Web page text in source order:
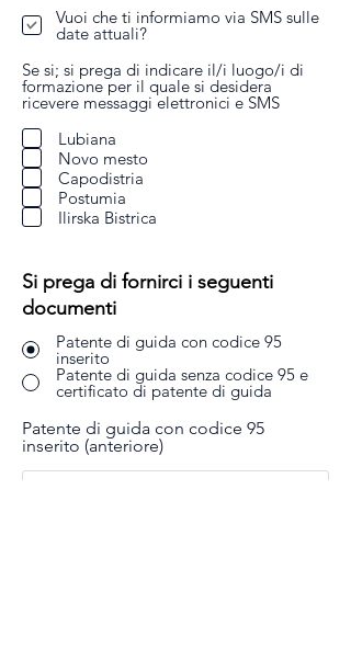
Vuoi che ti informiamo via SMS sulle
date attuali?
Se si; si prega di indicare il/i luogo/i di
formazione per il quale si desidera
ricevere messaggi elettronici e SMS
Lubiana
Novo mesto
Capodistria
Postumia
Ilirska Bistrica
Si prega di fornirci i seguenti
documenti
Patente di guida con codice 95
inserito
Patente di guida senza codice 95 e
certificato di patente di guida
Patente di guida con codice 95
inserito (anteriore)